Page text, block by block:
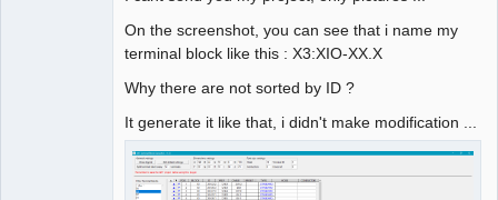
On the screenshot, you can see that i name my
terminal block like this : X3:XIO-XX.X
Why there are not sorted by ID ?
It generate it like that, i didn't make modification ...